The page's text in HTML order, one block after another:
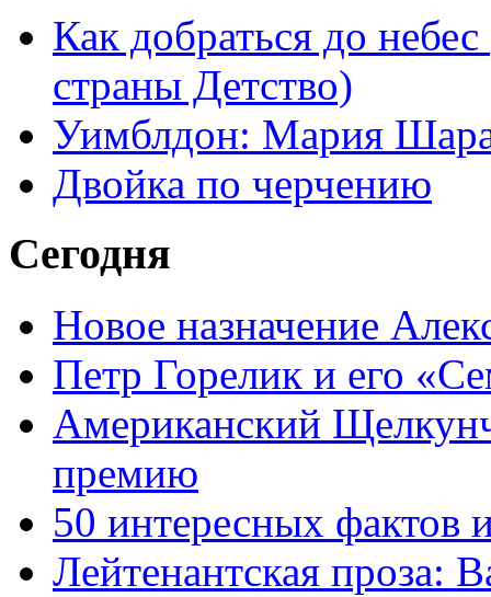
Как добраться до
страны Детство)
Уимблдон: Мария
Двойка по черчению
Сегодня
Новое назначение
Петр Горелик и его
Американский
премию
50 интересных фактов
Лейтенантская проза: